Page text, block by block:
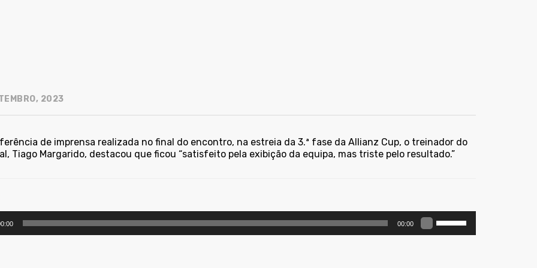
2023
de imprensa realizada no final do encontro, na estreia da 3.ª fase da Allianz Cup, o treinador do
Tiago Margarido, destacou que ficou “satisfeito pela exibição da equipa, mas triste pelo resultado.”
00:00
as